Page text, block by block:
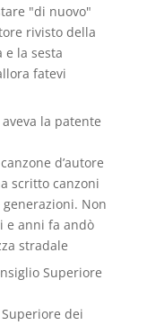
"di nuovo"
rivisto della
e la sesta
fatevi
la patente
d’autore
scritto canzoni
Non
e anni fa andò
stradale
Superiore
Superiore dei